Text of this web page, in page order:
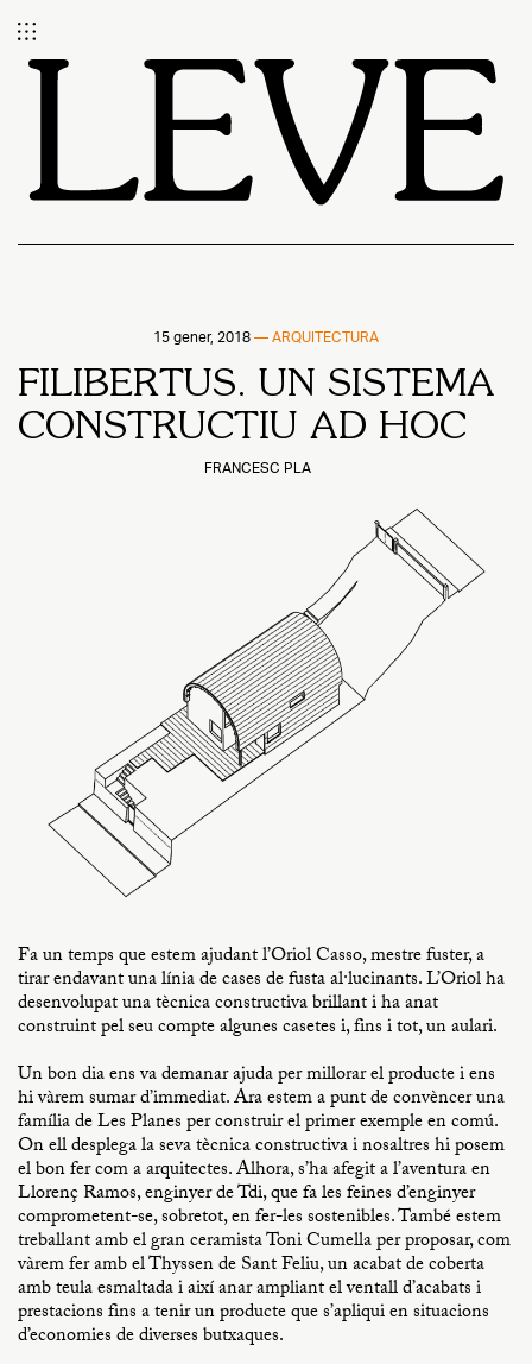
15 gener, 2018 — ARQUITECTURA
FILIBERTUS. UN SISTEMA
CONSTRUCTIU AD HOC
FRANCESC PLA
Fa un temps que estem ajudant l’Oriol Casso, mestre fuster, a
tirar endavant una línia de cases de fusta al·lucinants. L’Oriol ha
desenvolupat una tècnica constructiva brillant i ha anat
construint pel seu compte algunes casetes i, fins i tot, un aulari.
Un bon dia ens va demanar ajuda per millorar el producte i ens
hi vàrem sumar d’immediat. Ara estem a punt de convèncer una
família de Les Planes per construir el primer exemple en comú.
On ell desplega la seva tècnica constructiva i nosaltres hi posem
el bon fer com a arquitectes. Alhora, s’ha afegit a l’aventura en
Llorenç Ramos, enginyer de Tdi, que fa les feines d’enginyer
comprometent-se, sobretot, en fer-les sostenibles. També estem
treballant amb el gran ceramista Toni Cumella per proposar, com
vàrem fer amb el Thyssen de Sant Feliu, un acabat de coberta
amb teula esmaltada i així anar ampliant el ventall d’acabats i
prestacions fins a tenir un producte que s’apliqui en situacions
d’economies de diverses butxaques.